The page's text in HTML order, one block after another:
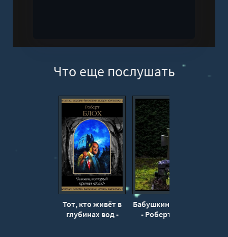
Что еще послушать
Тот, кто живёт в
глубинах вод -
Бабушкины цветы
- Роберт Блох